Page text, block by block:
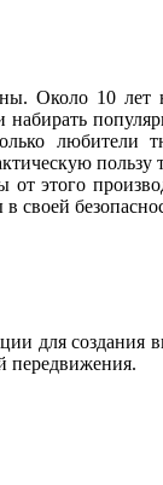
Около 10
пользу
этого
в своей
для
передвижения.